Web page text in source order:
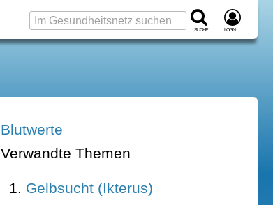
Suche Login
Blutwerte
Verwandte Themen
Gelbsucht (Ikterus)